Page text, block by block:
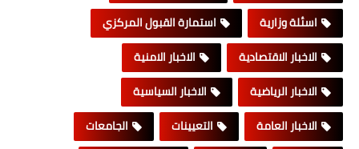
اسئلة وزارية
استمارة القبول المركزي
الاخبار الاقتصادية
الاخبار الامنية
الاخبار الرياضية
الاخبار السياسية
الاخبار العامة
التعيينات
الجامعات